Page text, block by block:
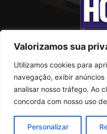
Valorizamos sua
Utilizamos cookies para
navegação, exibir
analisar nosso tráfego. Ao
concorda com nosso uso
Personalizar
Rua